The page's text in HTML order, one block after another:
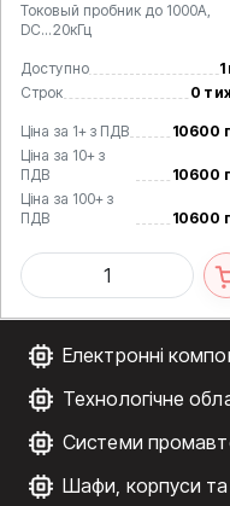
Електронні
Технологічне
Системи
Шафи, корпуси та
Токовый пробник до 1000А,
DC...20кГц
Доступно
Строк
0
Ціна за 1+ з ПДВ
10600
Ціна за 10+ з
ПДВ
10600
Ціна за 100+ з
ПДВ
10600